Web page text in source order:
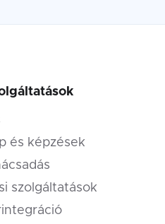
és képzések
szolgáltatások